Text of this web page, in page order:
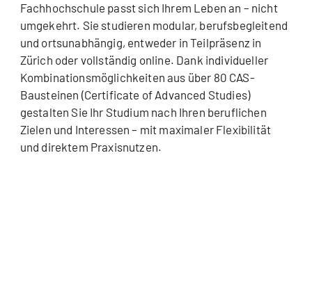
Fachhochschule passt sich Ihrem Leben an – nicht
umgekehrt. Sie studieren modular, berufsbegleitend
und ortsunabhängig, entweder in Teilpräsenz in
Zürich oder vollständig online. Dank individueller
Kombinationsmöglichkeiten aus über 80 CAS-
Bausteinen (Certificate of Advanced Studies)
gestalten Sie Ihr Studium nach Ihren beruflichen
Zielen und Interessen – mit maximaler Flexibilität
und direktem Praxisnutzen.